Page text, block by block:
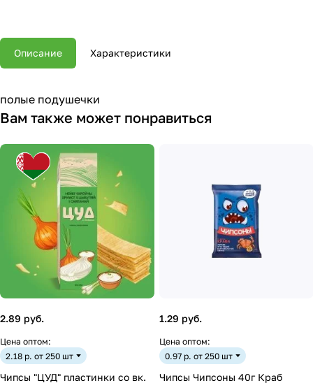
Описание Характеристики
полые подушечки
Вам также может понравиться
2.89 руб.
Цена оптом:
2.18 р. от 250 шт
Чипсы "ЦУД" пластинки со вк.
1.29 руб.
Цена оптом:
0.97 р. от 250 шт
Чипсы Чипсоны 40г Краб